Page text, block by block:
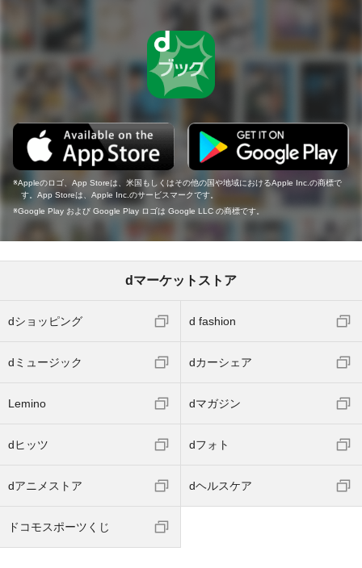
Appleのロゴ、App Storeは、米国もしくはその他の国や地域におけるApple Inc.の商標で
す。App Storeは、Apple Inc.のサービスマークです。
Google Play および Google Play ロゴは Google LLC の商標です。
dマーケットストア
dショッピング d fashion
dミュージック dカーシェア
Lemino dマガジン
dヒッツ dフォト
dアニメストア dヘルスケア
ドコモスポーツくじ